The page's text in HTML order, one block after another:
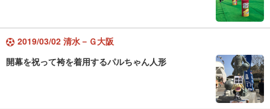
2019/03/02 清水－Ｇ大阪
開幕を祝って袴を着用するパルちゃん人形